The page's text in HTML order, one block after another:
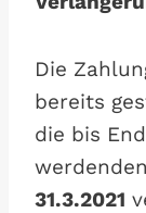
Die
bereits
die bis
31.3.2021